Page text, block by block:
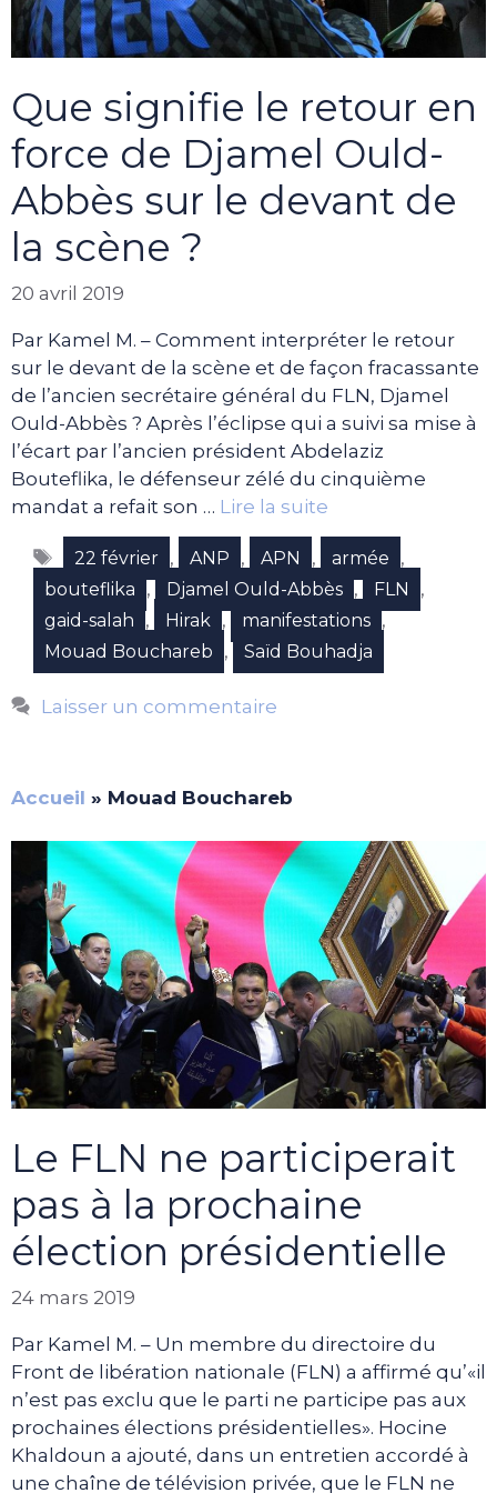
Que signifie le retour en
force de Djamel Ould-
Abbès sur le devant de
la scène ?
20 avril 2019
Par Kamel M. – Comment interpréter le retour
sur le devant de la scène et de façon fracassante
de l’ancien secrétaire général du FLN, Djamel
Ould-Abbès ? Après l’éclipse qui a suivi sa mise à
l’écart par l’ancien président Abdelaziz
Bouteflika, le défenseur zélé du cinquième
mandat a refait son … Lire la suite
Étiquettes
22 février , ANP , APN , armée ,
bouteflika , Djamel Ould-Abbès , FLN ,
gaid-salah , Hirak , manifestations ,
Mouad Bouchareb , Saïd Bouhadja
Laisser un commentaire
Accueil » Mouad Bouchareb
Le FLN ne participerait
pas à la prochaine
élection présidentielle
24 mars 2019
Par Kamel M. – Un membre du directoire du
Front de libération nationale (FLN) a affirmé qu’«il
n’est pas exclu que le parti ne participe pas aux
prochaines élections présidentielles». Hocine
Khaldoun a ajouté, dans un entretien accordé à
une chaîne de télévision privée, que le FLN ne